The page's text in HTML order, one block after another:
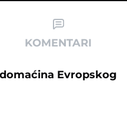
KOMENTARI
Evropskog